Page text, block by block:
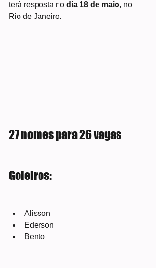
terá resposta no dia 18 de maio, no
Rio de Janeiro.
27 nomes para 26 vagas
Goleiros:
Alisson
Ederson
Bento